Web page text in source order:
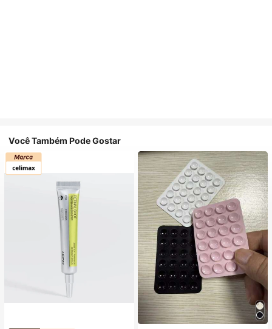
Você Também Pode Gostar